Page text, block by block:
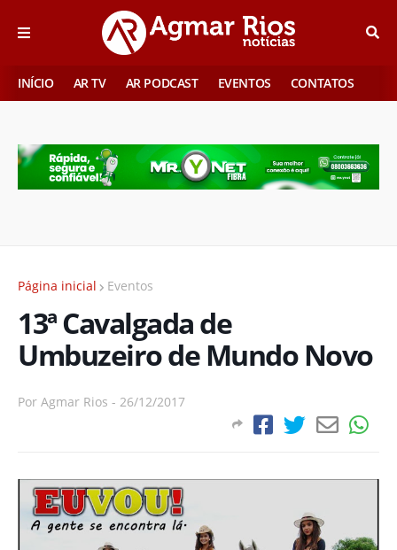
INÍCIO AR TV AR PODCAST EVENTOS CONTATOS
Página inicial Eventos
13ª Cavalgada de
Umbuzeiro de Mundo Novo
Por Agmar Rios - 26/12/2017